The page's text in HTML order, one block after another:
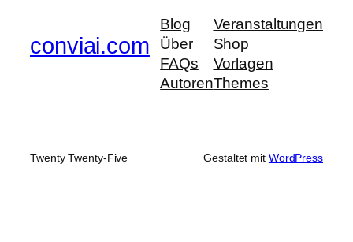
conviai.com
Blog
Über
FAQs
Autoren
Veranstaltungen
Shop
Vorlagen
Themes
Twenty Twenty-Five Gestaltet mit WordPress